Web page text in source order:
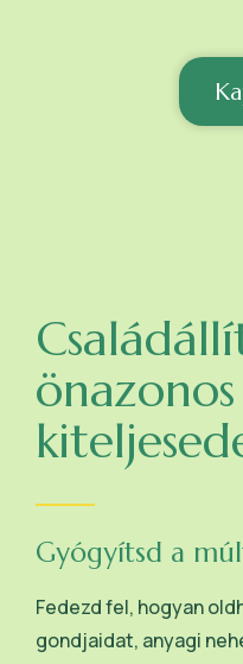
önazonos
Gyógyítsd a
Fedezd fel, hogyan
gondjaidat, anyagi